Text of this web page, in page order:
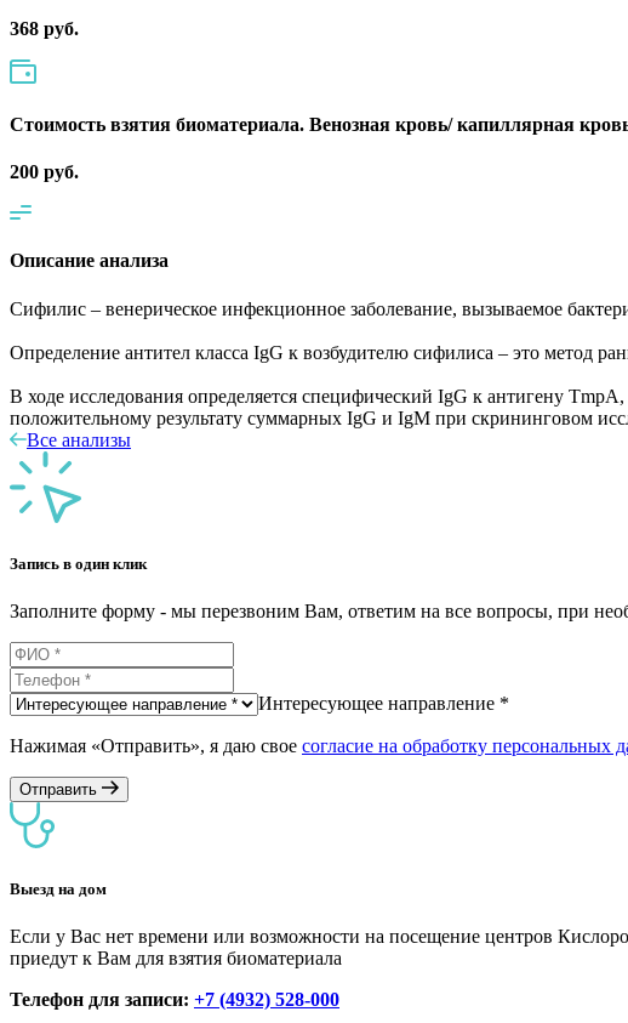
368 руб.
Стоимость взятия биоматериала. Венозная кровь/ капиллярная
200 руб.
Описание анализа
Сифилис – венерическое инфекционное заболевание, вызываемое
Определение антител класса IgG к возбудителю сифилиса – это метод
В ходе исследования определяется специфический IgG к антигену
положительному результату суммарных IgG и IgM при скрининговом
Все анализы
Запись в один клик
Заполните форму - мы перезвоним Вам, ответим на все вопросы, при
Интересующее направление *
Нажимая «Отправить», я даю свое согласие на обработку персональных
Отправить
Выезд на дом
Если у Вас нет времени или возможности на посещение центров
приедут к Вам для взятия биоматериала
Телефон для записи: +7 (4932) 528-000